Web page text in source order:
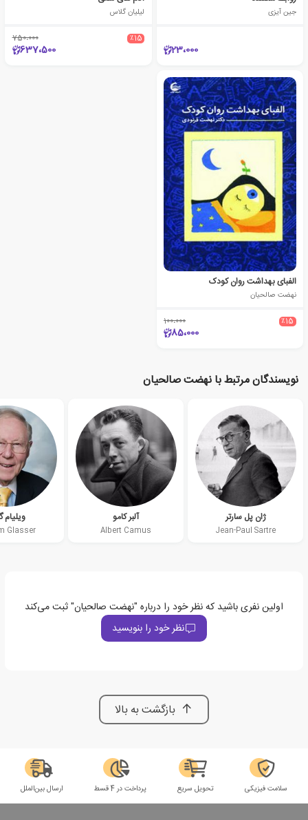
جین آیزی
23،000
لیلیان گلاس
٪15 750،000
637،500
الفبای بهداشت روان کودک
نهضت صالحیان
٪15 100،000
85،000
نویسندگان مرتبط با نهضت صالحیان
ژان پل سارتر
Jean-Paul Sartre
آلبر کامو
Albert Camus
ویلیام
Glasser
اولین نفری باشید که نظر خود را درباره "نهضت صالحیان" ثبت می‌کند
نظر خود را بنویسید
بازگشت به بالا
سلامت فیزیکی تحویل سریع پرداخت در 4 قسط ارسال بین‌الملل